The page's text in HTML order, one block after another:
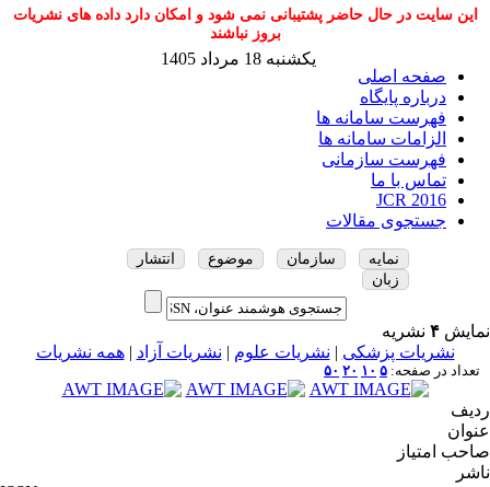
این سایت در حال حاضر پشتیبانی نمی شود و امکان دارد داده های نشریات
بروز نباشند
صفحه اصلی
درباره پایگاه
فهرست سامانه ها
الزامات سامانه ها
فهرست سازمانی
تماس با ما
JCR 2016
جستجوی مقالات
یکشنبه 18 مرداد 1405
نمایه سازمان موضوع
انتشار
زبان
نمایش ۴ نشریه
نشریات پزشکی | نشریات علوم | نشریات آزاد |همه نشریات
تعداد در صفحه: ۵ ۱۰ ۲۰ ۵۰
ردیف
عنوان
صاحب امتیاز
ناشر